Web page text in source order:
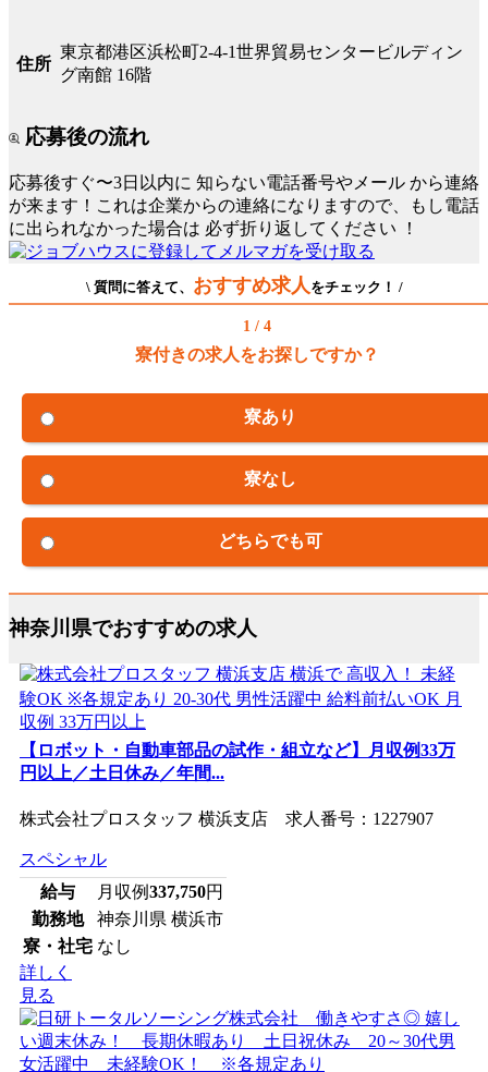
住所
東京都港区浜松町2-4-1世界貿易センタービルディン
グ南館 16階
応募後の流れ
応募後すぐ〜3日以内に 知らない電話番号やメール から連絡
が来ます！これは企業からの連絡になりますので、もし電話
に出られなかった場合は 必ず折り返してください ！
\ 質問に答えて、 おすすめ求人 をチェック！ /
1 / 4
寮付きの求人をお探しですか？
寮あり
寮なし
どちらでも可
神奈川県でおすすめの求人
【ロボット・自動車部品の試作・組立など】月収例33万
円以上／土日休み／年間...
株式会社プロスタッフ 横浜支店 求人番号：1227907
スペシャル
給与
月収例337,750円
勤務地
神奈川県 横浜市
寮・社宅 なし
詳しく
見る